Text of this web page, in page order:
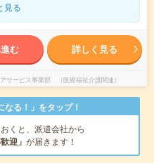
見る
む 詳しく見る
サービス事業部 （医療福祉介護関連）
る！」をタップ！
くと、派遣会社から
迎」 が届きます！